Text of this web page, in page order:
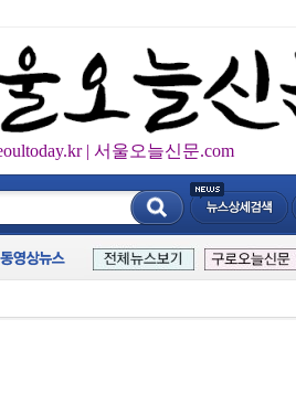
| 서울오늘신문.com